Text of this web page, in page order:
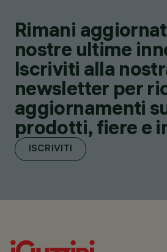
Rimani
nostre ultime
Iscriviti alla
newsletter per
aggiornamenti
prodotti, fiere e
ISCRIVITI